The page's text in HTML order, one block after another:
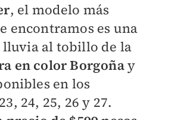
, el modelo más
encontramos es una
lluvia al tobillo de la
en color Borgoñay
en los
23, 24, 25, 26 y 27.